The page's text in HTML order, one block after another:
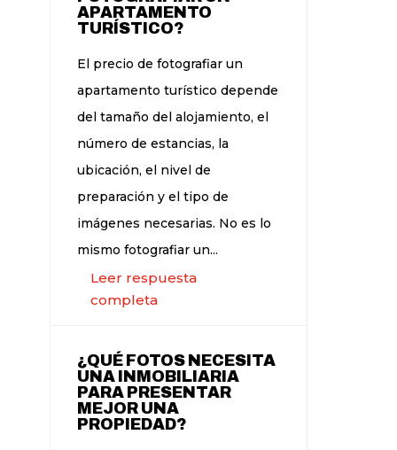
APARTAMENTO
TURÍSTICO?
El precio de fotografiar un
apartamento turístico depende
del tamaño del alojamiento, el
número de estancias, la
ubicación, el nivel de
preparación y el tipo de
imágenes necesarias. No es lo
mismo fotografiar un...
Leer respuesta
completa
¿QUÉ FOTOS NECESITA
UNA INMOBILIARIA
PARA PRESENTAR
MEJOR UNA
PROPIEDAD?